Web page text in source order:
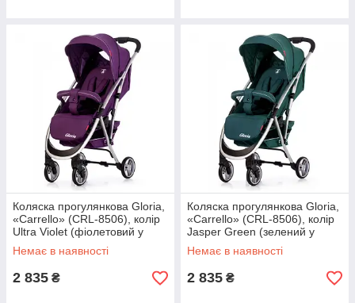
Коляска прогулянкова Gloria,
«Carrello» (CRL-8506), колір
Ultra Violet (фіолетовий у
льоні)
Немає в наявності
2 835 ₴
Коляска прогулянкова Gloria,
«Carrello» (CRL-8506), колір
Jasper Green (зелений у
льоні)
Немає в наявності
2 835 ₴